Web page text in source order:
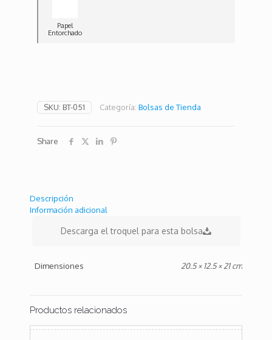
Papel
Entorchado
SKU: BT-051 Categoría: Bolsas de Tienda
Share
Descripción
Información adicional
Descarga el troquel para esta bolsa
Dimensiones 20.5 × 12.5 × 21 cm
Productos relacionados